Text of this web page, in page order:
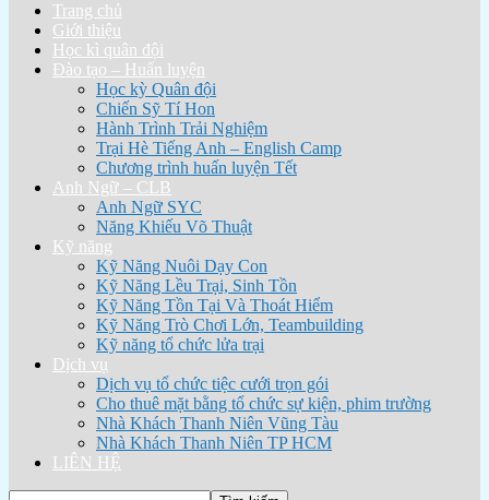
Trang chủ
Giới thiệu
Học kì quân đội
Đào tạo – Huấn luyện
Học kỳ Quân đội
Chiến Sỹ Tí Hon
Hành Trình Trải Nghiệm
Trại Hè Tiếng Anh – English Camp
Chương trình huấn luyện Tết
Anh Ngữ – CLB
Anh Ngữ SYC
Năng Khiếu Võ Thuật
Kỹ năng
Kỹ Năng Nuôi Dạy Con
Kỹ Năng Lều Trại, Sinh Tồn
Kỹ Năng Tồn Tại Và Thoát Hiểm
Kỹ Năng Trò Chơi Lớn, Teambuilding
Kỹ năng tổ chức lửa trại
Dịch vụ
Dịch vụ tổ chức tiệc cưới trọn gói
Cho thuê mặt bằng tổ chức sự kiện, phim trường
Nhà Khách Thanh Niên Vũng Tàu
Nhà Khách Thanh Niên TP HCM
LIÊN HỆ